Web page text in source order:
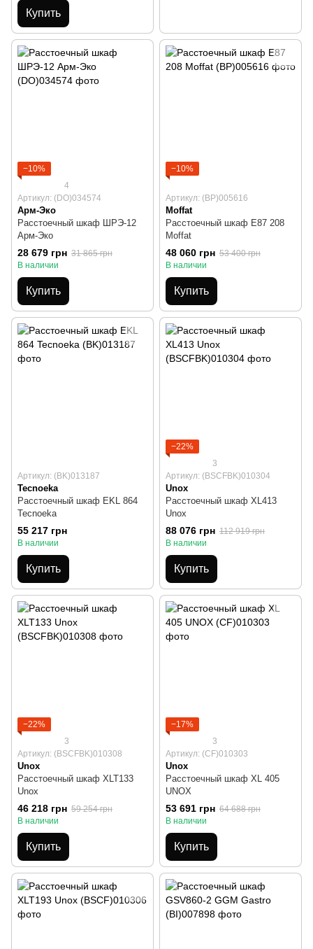
Купить
−10%
4
Артикул: (DO)034574
Арм-Эко
Расстоечный шкаф ШРЭ-12
Арм-Эко
28 679 грн 31 865 грн
В наличии
Купить
−10%
Артикул: (BP)005616
Moffat
Расстоечный шкаф Е87 208
Moffat
48 060 грн 53 400 грн
В наличии
Купить
Артикул: (BK)013187
Tecnoeka
Расстоечный шкаф EKL 864
Tecnoeka
55 217 грн
В наличии
Купить
−22%
3
Артикул: (BSCFBK)010304
Unox
Расстоечный шкаф XL413
Unox
88 076 грн 112 919 грн
В наличии
Купить
−22%
3
Артикул: (BSCFBK)010308
Unox
Расстоечный шкаф XLT133
Unox
46 218 грн 59 254 грн
В наличии
Купить
−17%
3
Артикул: (CF)010303
Unox
Расстоечный шкаф XL 405
UNOX
53 691 грн 64 688 грн
В наличии
Купить